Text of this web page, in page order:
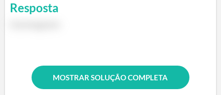
Resposta
MOSTRAR SOLUÇÃO COMPLETA